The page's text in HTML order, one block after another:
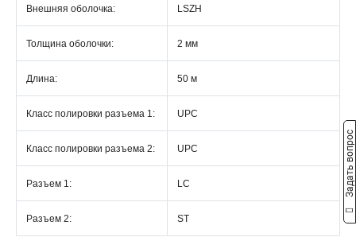
Внешняя оболочка: LSZH
Толщина оболочки: 2 мм
Длина: 50 м
Класс полировки разъема 1: UPC
Класс полировки разъема 2: UPC
Разъем 1: LC
Разъем 2: ST
Задать вопрос